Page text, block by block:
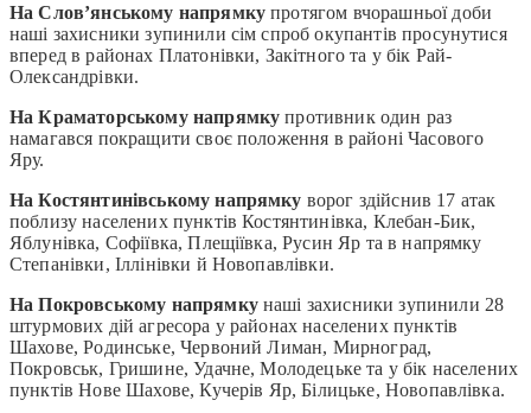
На Слов’янському напрямку протягом вчорашньої доби
наші захисники зупинили сім спроб окупантів просунутися
вперед в районах Платонівки, Закітного та у бік Рай-
Олександрівки.
На Краматорському напрямку противник один раз
намагався покращити своє положення в районі Часового
Яру.
На Костянтинівському напрямку ворог здійснив 17 атак
поблизу населених пунктів Костянтинівка, Клебан-Бик,
Яблунівка, Софіївка, Плещіївка, Русин Яр та в напрямку
Степанівки, Іллінівки й Новопавлівки.
На Покровському напрямкунаші захисники зупинили 28
штурмових дій агресора у районах населених пунктів
Шахове, Родинське, Червоний Лиман, Мирноград,
Покровськ, Гришине, Удачне, Молодецьке та у бік населених
пунктів Нове Шахове, Кучерів Яр, Білицьке, Новопавлівка.